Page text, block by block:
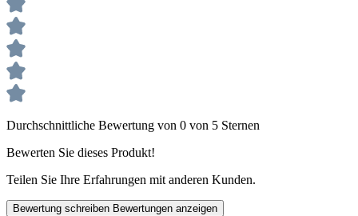
Durchschnittliche Bewertung von 0 von 5 Sternen
Bewerten Sie dieses Produkt!
Teilen Sie Ihre Erfahrungen mit anderen Kunden.
Bewertung schreiben Bewertungen anzeigen